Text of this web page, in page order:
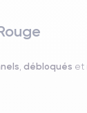
débloqués et